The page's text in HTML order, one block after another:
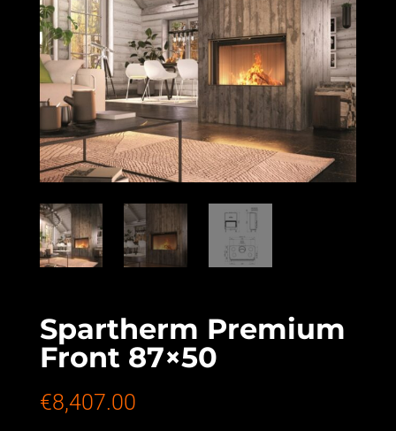
Spartherm Premium
Front 87×50
€8,407.00